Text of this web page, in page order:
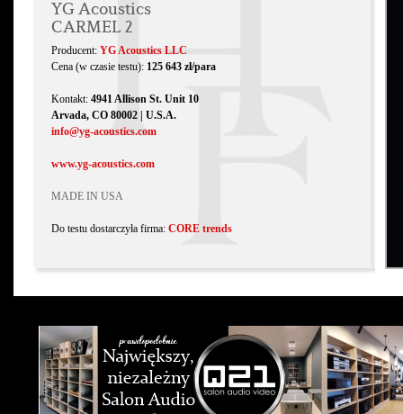
YG Acoustics
CARMEL 2
Producent: YG Acoustics LLC
Cena (w czasie testu): 125 643 zł/para
Kontakt: 4941 Allison St. Unit 10
Arvada, CO 80002 | U.S.A.
info@yg-acoustics.com
www.yg-acoustics.com
MADE IN USA
Do testu dostarczyła firma: CORE trends